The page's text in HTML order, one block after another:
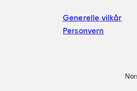
Generelle vilkår
Personvern